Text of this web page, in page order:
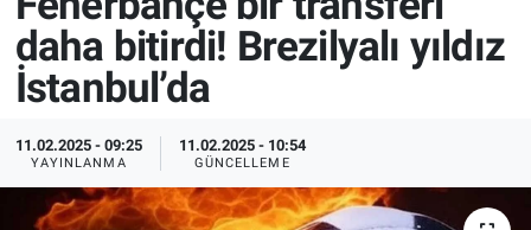
daha bitirdi! Brezilyalı yıldız
İstanbul’da
11.02.2025 - 09:25
YAYINLANMA
11.02.2025 - 10:54
GÜNCELLEME
Bilim ve Teknoloji Evreni
Doğa Konuşuyor
Dünya
Ege Saati
Teknoloji
Sağlık
Spor
Yayın Akışı
Süper Lig Puan Durumu ve Fikstür
Tüm Manşetler
Son Dakika Haberleri
Haber Arşivi